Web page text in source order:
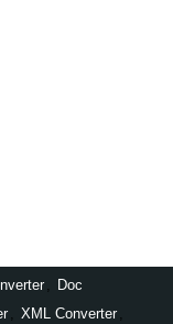
Doc
XML Converter